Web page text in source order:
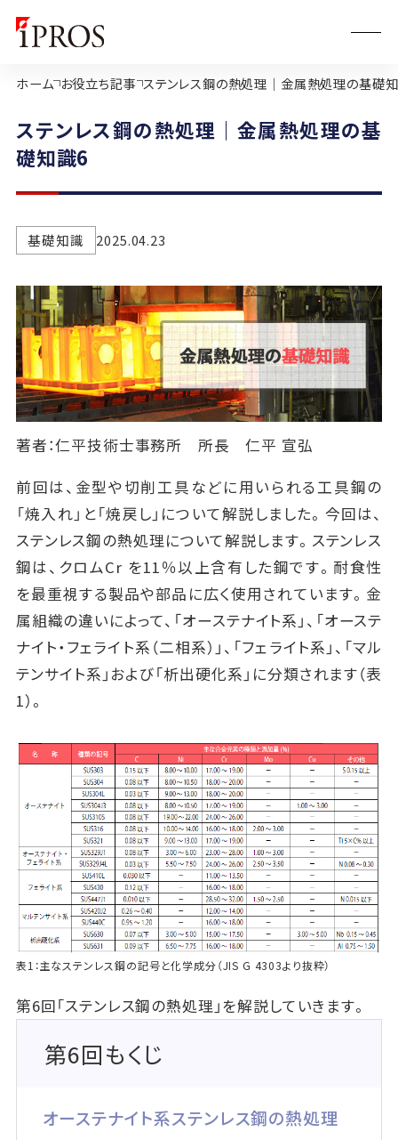
ホーム お役立ち記事 ステンレス鋼の熱処理｜金属熱処理の基礎
ステンレス鋼の熱処理｜金属熱処理の基
礎知識6
基礎知識 2025.04.23
著者：仁平技術士事務所 所長 仁平 宣弘
前回は、金型や切削工具などに用いられる工具鋼の
「焼入れ」と「焼戻し」について解説しました。今回は、
ステンレス鋼の熱処理について解説します。ステンレス
鋼は、クロムCr を11％以上含有した鋼です。耐食性
を最重視する製品や部品に広く使用されています。金
属組織の違いによって、「オーステナイト系」、「オーステ
ナイト・フェライト系（二相系）」、「フェライト系」、「マル
テンサイト系」および「析出硬化系」に分類されます（表
1）。
表1：主なステンレス鋼の記号と化学成分（JIS G 4303より抜粋）
第6回「ステンレス鋼の熱処理」を解説していきます。
第6回もくじ
オーステナイト系ステンレス鋼の熱処理